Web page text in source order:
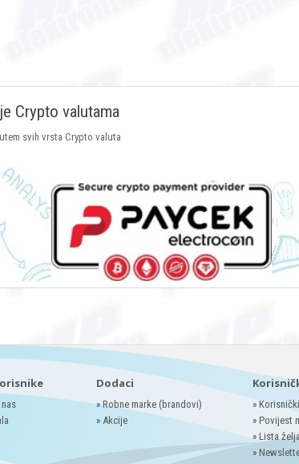
Crypto valutama
svih vrsta Crypto valuta
Dodaci
»Robne marke (brandovi)
» Akcije
»
» Povijest
» Lista
»